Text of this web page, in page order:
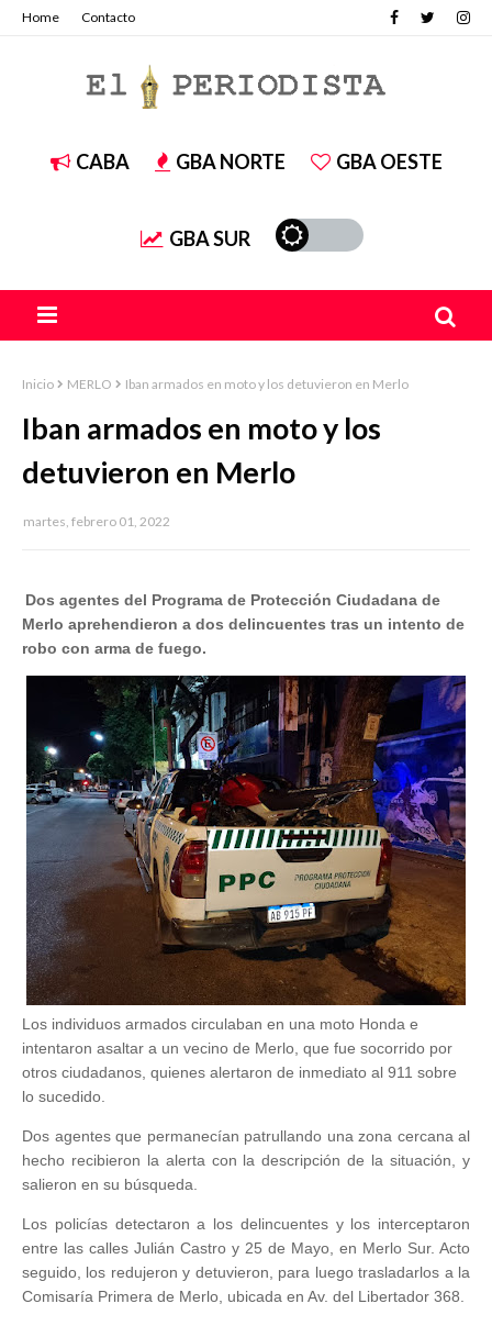
Home Contacto
CABA GBA NORTE GBA OESTE
GBA SUR
Inicio MERLO Iban armados en moto y los detuvieron en Merlo
Iban armados en moto y los
detuvieron en Merlo
martes, febrero 01, 2022
Dos agentes del Programa de Protección Ciudadana de
Merlo aprehendieron a dos delincuentes tras un intento de
robo con arma de fuego.
Los individuos armados circulaban en una moto Honda e
intentaron asaltar a un vecino de Merlo, que fue socorrido por
otros ciudadanos, quienes alertaron de inmediato al 911 sobre
lo sucedido.
Dos agentes que permanecían patrullando una zona cercana al
hecho recibieron la alerta con la descripción de la situación, y
salieron en su búsqueda.
Los policías detectaron a los delincuentes y los interceptaron
entre las calles Julián Castro y 25 de Mayo, en Merlo Sur. Acto
seguido, los redujeron y detuvieron, para luego trasladarlos a la
Comisaría Primera de Merlo, ubicada en Av. del Libertador 368.